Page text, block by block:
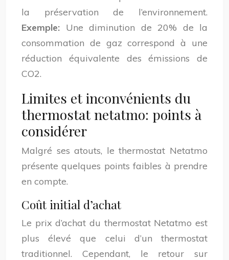
la préservation de l’environnement.
Exemple: Une diminution de 20% de la
consommation de gaz correspond à une
réduction équivalente des émissions de
CO2.
Limites et inconvénients du
thermostat netatmo: points à
considérer
Malgré ses atouts, le thermostat Netatmo
présente quelques points faibles à prendre
en compte.
Coût initial d’achat
Le prix d’achat du thermostat Netatmo est
plus élevé que celui d’un thermostat
traditionnel. Cependant, le retour sur